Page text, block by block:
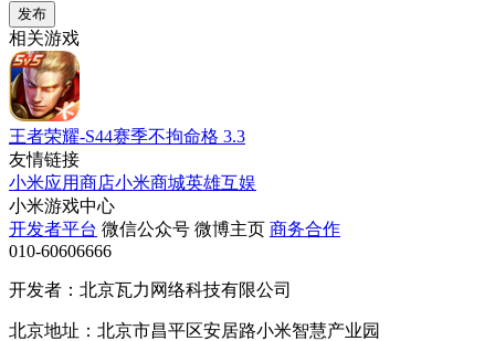
发布
相关游戏
王者荣耀-S44赛季不拘命格 3.3
友情链接
小米应用商店小米商城英雄互娱
小米游戏中心
开发者平台 微信公众号 微博主页 商务合作
010-60606666
开发者：北京瓦力网络科技有限公司
北京地址：北京市昌平区安居路小米智慧产业园